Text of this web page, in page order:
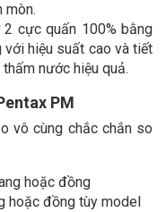
mòn.
cực quấn 100% bằng
hiệu suất cao và tiết
nước hiệu quả.
PM
vô cùng chắc chắn so
hoặc đồng
hoặc đồng tùy model